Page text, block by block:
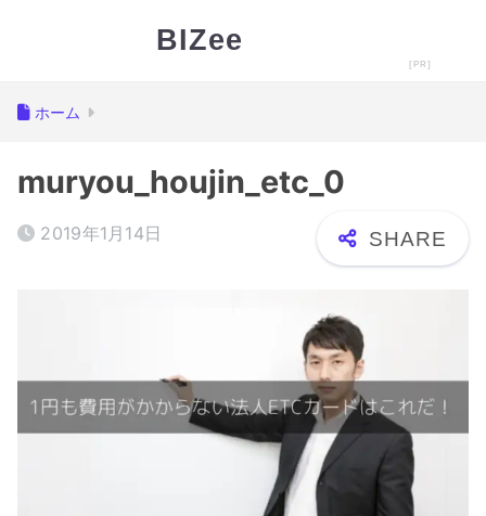
BIZee
ホーム
muryou_houjin_etc_0
2019年1月14日